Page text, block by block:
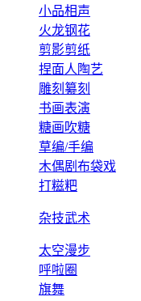
小品相声
火龙钢花
剪影剪纸
捏面人陶艺
雕刻纂刻
书画表演
糖画吹糖
草编/手编
木偶剧布袋戏
打糍粑
杂技武术
太空漫步
呼啦圈
旗舞